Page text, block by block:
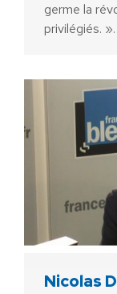
germe la
privilégiés.
Nicolas